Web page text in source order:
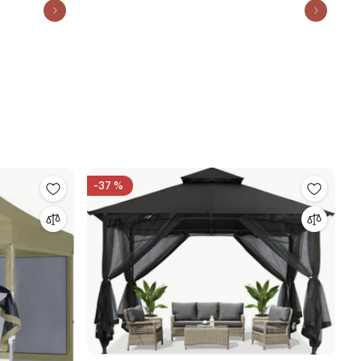
-37 %